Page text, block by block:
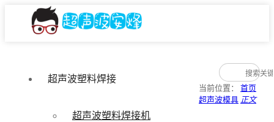
超声波塑料焊接
超声波塑料焊接机
当前位置： 首页
超声波模具 正文